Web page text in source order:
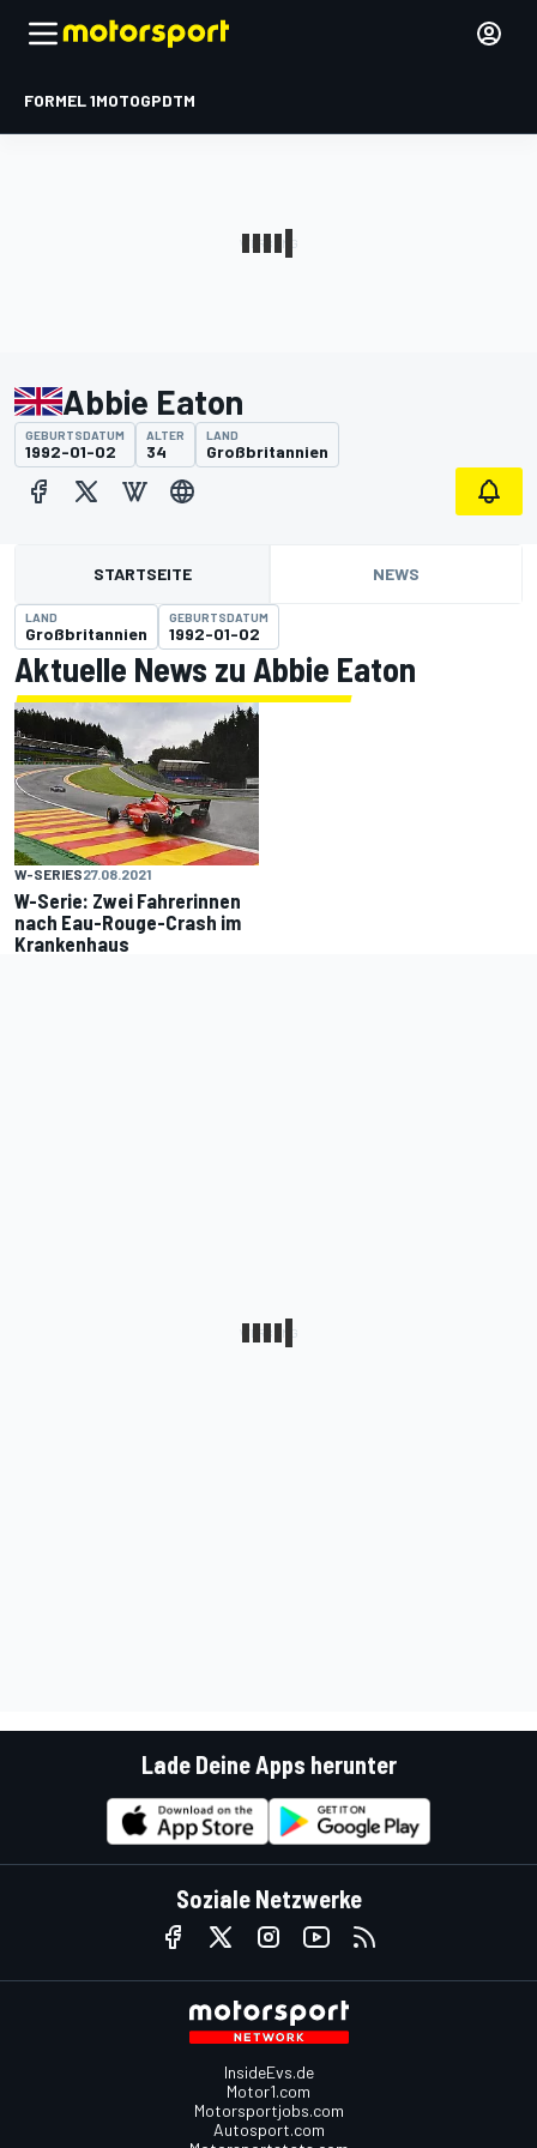
FORMEL 1MOTOGPDTM
Abbie Eaton
GEBURTSDATUM
1992-01-02
ALTER
34
LAND
Großbritannien
STARTSEITE NEWS
LAND
Großbritannien
GEBURTSDATUM
1992-01-02
Aktuelle News zu Abbie Eaton
W-SERIES27.08.2021
W-Serie: Zwei Fahrerinnen
nach Eau-Rouge-Crash im
Krankenhaus
Lade Deine Apps herunter
Soziale Netzwerke
InsideEvs.de
Motor1.com
Motorsportjobs.com
Autosport.com